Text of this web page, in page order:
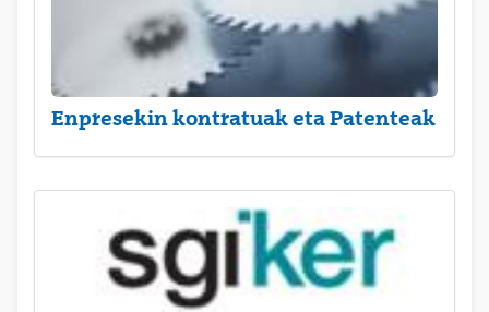
Enpresekin kontratuak eta Patenteak